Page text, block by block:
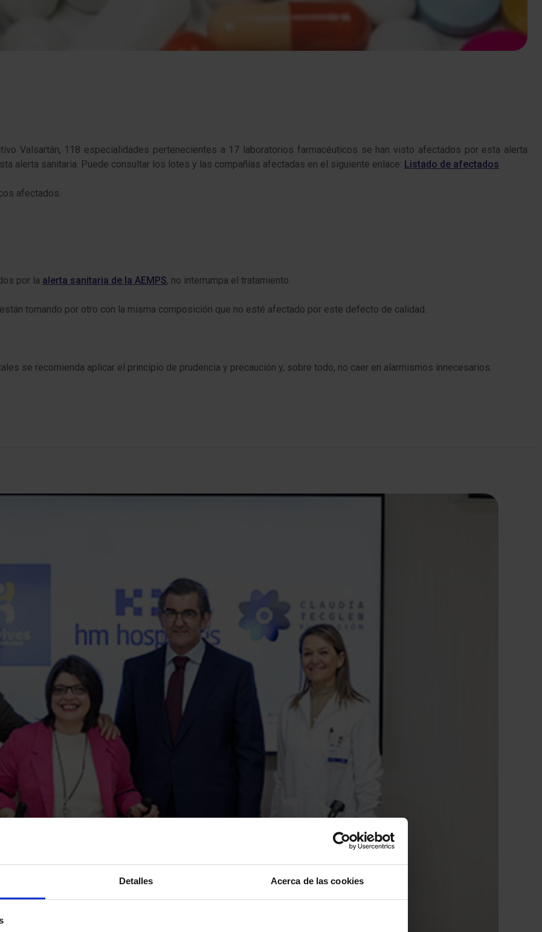
Detalles Acerca de las cookies
Valsartán, 118 especialidades pertenecientes a 17 laboratorios farmacéuticos se han visto afectados por esta alerta
alerta sanitaria. Puede consultar los lotes y las compañías afectadas en el siguiente enlace: Listado de afectados
afectados.
por la alerta sanitaria de la AEMPS, no interrumpa el tratamiento.
tomando por otro con la misma composición que no esté afectado por este defecto de calidad.
se recomienda aplicar el principio de prudencia y precaución y, sobre todo, no caer en alarmismos innecesarios.